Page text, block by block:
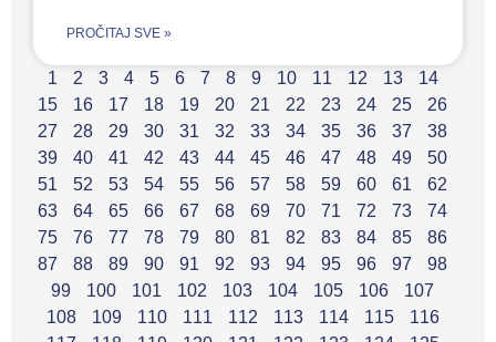
PROČITAJ SVE »
1 2 3 4 5 6 7 8 9 10 11 12 13
14
15
16 17 18 19 20 21 22 23 24 25
26
27
28 29 30 31 32 33 34 35 36 37
38
39
40 41 42 43 44 45 46 47 48 49
50
51
52 53 54 55 56 57 58 59 60 61
62
63
64 65 66 67 68 69 70 71 72 73
74
75
76 77 78 79 80 81 82 83 84 85
86
87
88 89 90 91 92 93 94 95 96 97
98
99
100 101 102 103 104 105 106
107
108
109 110 111 112 113 114 115
116